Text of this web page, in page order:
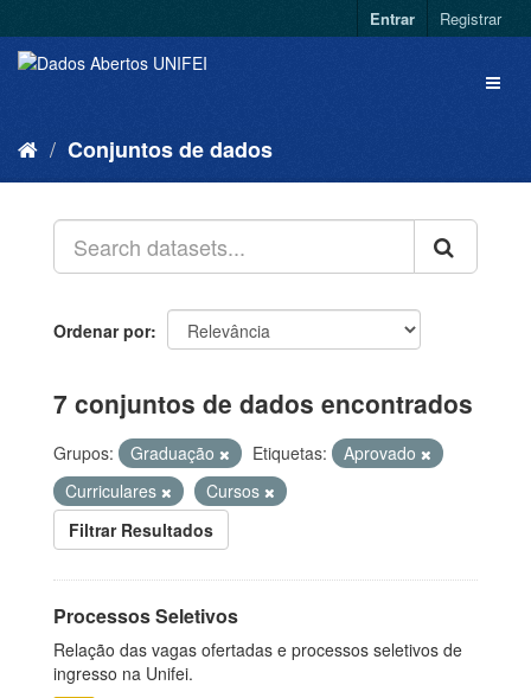
Entrar Registrar
Conjuntos de dados
Ordenar por
7 conjuntos de dados encontrados
Grupos: Graduação Etiquetas:
Aprovado
Curriculares
Cursos
Filtrar Resultados
Processos Seletivos
Relação das vagas ofertadas e processos seletivos de
ingresso na Unifei.